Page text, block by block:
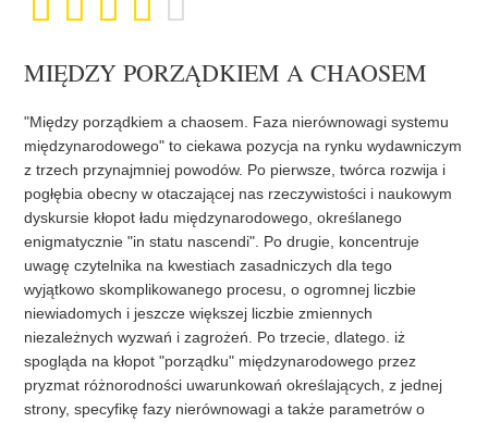
MIĘDZY PORZĄDKIEM A CHAOSEM
"Między porządkiem a chaosem. Faza nierównowagi systemu
międzynarodowego" to ciekawa pozycja na rynku wydawniczym
z trzech przynajmniej powodów. Po pierwsze, twórca rozwija i
pogłębia obecny w otaczającej nas rzeczywistości i naukowym
dyskursie kłopot ładu międzynarodowego, określanego
enigmatycznie "in statu nascendi". Po drugie, koncentruje
uwagę czytelnika na kwestiach zasadniczych dla tego
wyjątkowo skomplikowanego procesu, o ogromnej liczbie
niewiadomych i jeszcze większej liczbie zmiennych
niezależnych wyzwań i zagrożeń. Po trzecie, dlatego. iż
spogląda na kłopot "porządku" międzynarodowego przez
pryzmat różnorodności uwarunkowań określających, z jednej
strony, specyfikę fazy nierównowagi a także parametrów o